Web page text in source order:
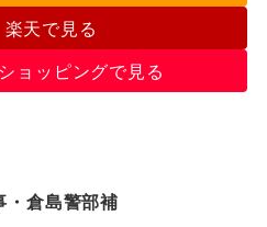
楽天で見る
ョッピングで見る
・倉島警部補